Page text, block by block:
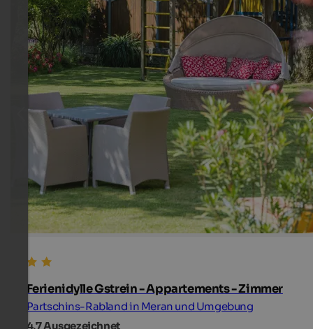
Ferienidylle Gstrein - Appartements - Zimmer
Partschins-Rabland in Meran und Umgebung
4,7Ausgezeichnet